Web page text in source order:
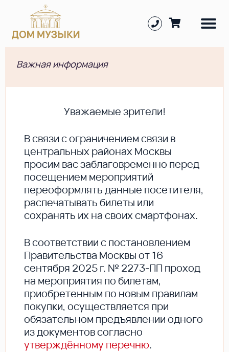
Важная информация
Уважаемые зрители!
В cвязи с ограничением связи в
центральных районах Москвы
просим вас заблаговременно перед
посещением мероприятий
переоформлять данные посетителя,
распечатывать билеты или
сохранять их на своих смартфонах.
В соответствии с постановлением
Правительства Москвы от 16
сентября 2025 г. № 2273-ПП проход
на мероприятия по билетам,
приобретенным по новым правилам
покупки, осуществляется при
обязательном предъявлении одного
из документов согласно
утверждённому перечню.